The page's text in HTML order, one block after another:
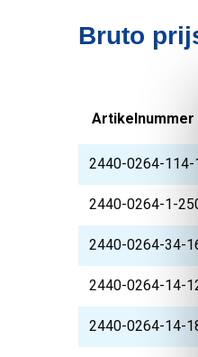
Bruto
Artikelnummer
2440-0264-114-
2440-0264-1-
2440-0264-34-
2440-0264-14-
2440-0264-14-